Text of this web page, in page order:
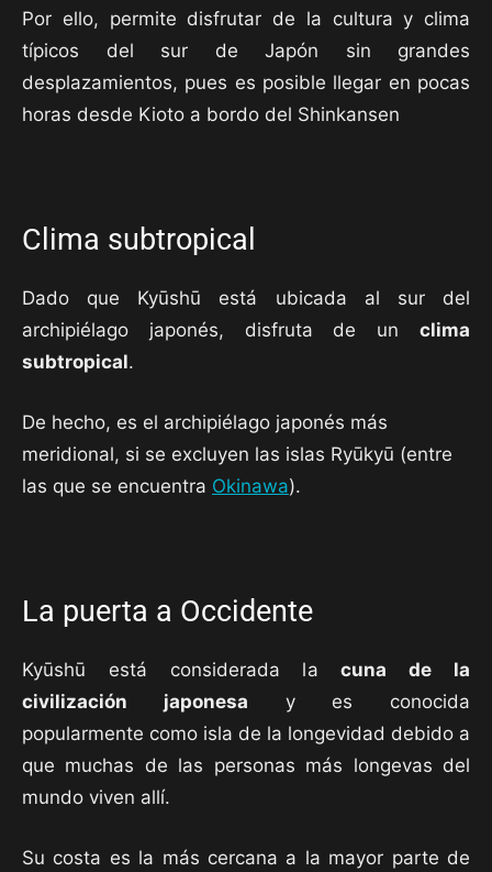
Por ello, permite disfrutar de la cultura y clima
típicos del sur de Japón sin grandes
desplazamientos, pues es posible llegar en pocas
horas desde Kioto a bordo del Shinkansen
Clima subtropical
Dado que Kyūshū está ubicada al sur del
archipiélago japonés, disfruta de un clima
subtropical.
De hecho, es el archipiélago japonés más
meridional, si se excluyen las islas Ryūkyū (entre
las que se encuentra Okinawa).
La puerta a Occidente
Kyūshū está considerada lacuna de la
civilización japonesa y es conocida
popularmente como isla de la longevidad debido a
que muchas de las personas más longevas del
mundo viven allí.
Su costa es la más cercana a la mayor parte de